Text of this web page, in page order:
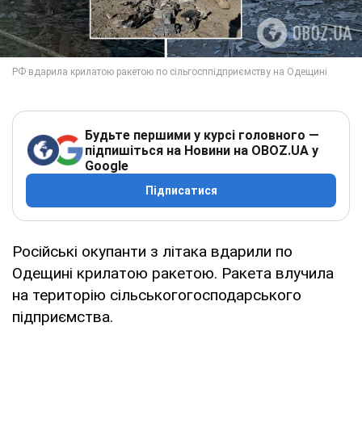
Будьте першими у курсі головного —
підпишіться на Новини на OBOZ.UA у
Google
Підписатися
Російські окупанти з літака вдарили по
Одещині крилатою ракетою. Ракета влучила
на територію сільськогогосподарського
підприємства.